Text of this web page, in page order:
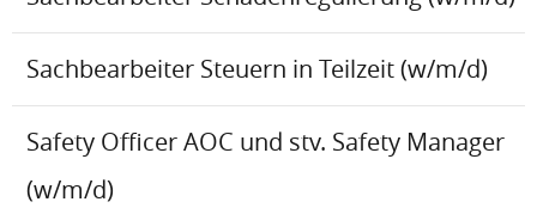
Sachbearbeiter Steuern in Teilzeit (w/m/d)
Safety Officer AOC und stv. Safety Manager
(w/m/d)